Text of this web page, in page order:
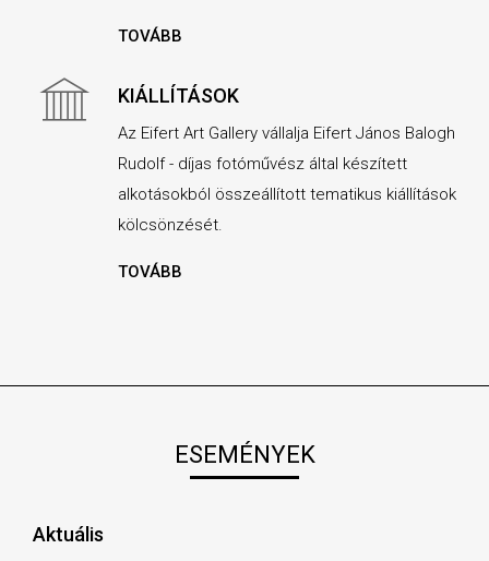
TOVÁBB
KIÁLLÍTÁSOK
Az Eifert Art Gallery vállalja Eifert János Balogh
Rudolf - díjas fotóművész által készített
alkotásokból összeállított tematikus kiállítások
kölcsönzését.
TOVÁBB
ESEMÉNYEK
Aktuális